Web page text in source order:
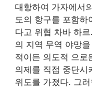
대항하여 가자에서
도의 항구를 포함하
다고 위협 차바 하르
의 지역 무역 야망
적이든 의도적 으로
의제를 직접 중단시
위도를 가졌다. 그